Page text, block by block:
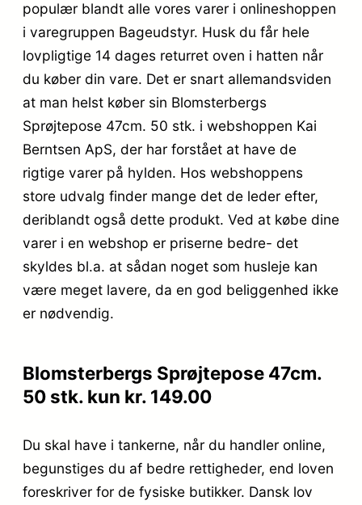
populær blandt alle vores varer i onlineshoppen
i varegruppen Bageudstyr. Husk du får hele
lovpligtige 14 dages returret oven i hatten når
du køber din vare. Det er snart allemandsviden
at man helst køber sin Blomsterbergs
Sprøjtepose 47cm. 50 stk. i webshoppen Kai
Berntsen ApS, der har forstået at have de
rigtige varer på hylden. Hos webshoppens
store udvalg finder mange det de leder efter,
deriblandt også dette produkt. Ved at købe dine
varer i en webshop er priserne bedre- det
skyldes bl.a. at sådan noget som husleje kan
være meget lavere, da en god beliggenhed ikke
er nødvendig.
Blomsterbergs Sprøjtepose 47cm.
50 stk. kun kr. 149.00
Du skal have i tankerne, når du handler online,
begunstiges du af bedre rettigheder, end loven
foreskriver for de fysiske butikker. Dansk lov